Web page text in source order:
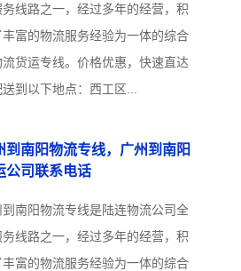
务线路之一，经过多年的经营，积
丰富的物流服务经验为一体的综合
流货运专线。价格优惠，快速直达
到以下地点：西工区...
到南阳物流专线，广州到南阳
公司联系电话
到南阳物流专线是陆连物流公司全
务线路之一，经过多年的经营，积
丰富的物流服务经验为一体的综合